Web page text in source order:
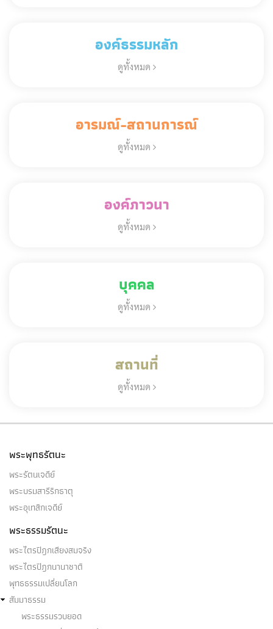
องค์ธรรมหลัก
ดูทั้งหมด
อารมณ์-สถานการณ์
ดูทั้งหมด
องค์ภาวนา
ดูทั้งหมด
บุคคล
ดูทั้งหมด
สถานที่
ดูทั้งหมด
พระพุทธรัตนะ
พระรัตนเจดีย์
พระบรมสารีริกธาตุ
พระอุเทสิกเจดีย์
พระธรรมรัตนะ
พระไตรปิฎกเสียงสมจริง
พระไตรปิฎกนานาชาติ
พุทธธรรมเปลี่ยนโลก
สัมมาธรรม
พระธรรมรวบยอด